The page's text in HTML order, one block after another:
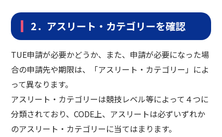
2．アスリート・カテゴリーを確認
TUE申請が必要かどうか、また、申請が必要になった場
合の申請先や期限は、「アスリート・カテゴリー」によ
って異なります。
アスリート・カテゴリーは競技レベル等によって４つに
分類されており、CODE上、アスリートは必ずいずれか
のアスリート・カテゴリーに当てはまります。